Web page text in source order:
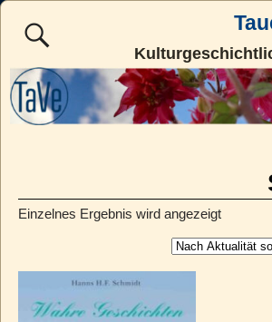
Einzelnes Ergebnis wird angezeigt